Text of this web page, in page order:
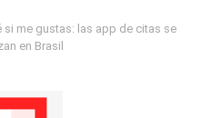
si me gustas: las app de citas se
en Brasil